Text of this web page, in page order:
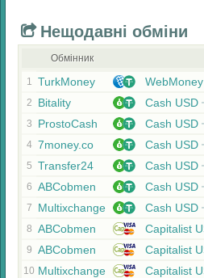
Нещодавні обміни
Обмінник
1 TurkMoney
2 Bitality Cash USD
3 ProstoCash Cash USD
4 7money.co Cash USD
5 Transfer24 Cash USD
6 ABCobmen Cash USD
7 Multixchange Cash USD
8 ABCobmen Capitalist
9 ABCobmen Capitalist
10 Multixchange Capitalist